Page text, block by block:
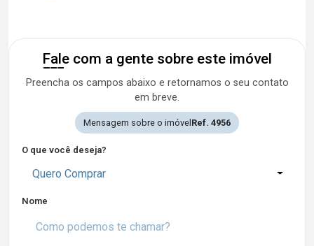
Fale com a gente sobre este imóvel
Preencha os campos abaixo e retornamos o seu contato
em breve.
Mensagem sobre o imóvelRef. 4956
O que você deseja?
Quero Comprar
Nome